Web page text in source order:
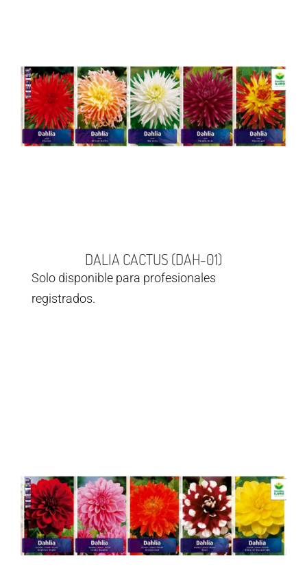
DALIA CACTUS (DAH-01)
Solo disponible para profesionales
registrados.